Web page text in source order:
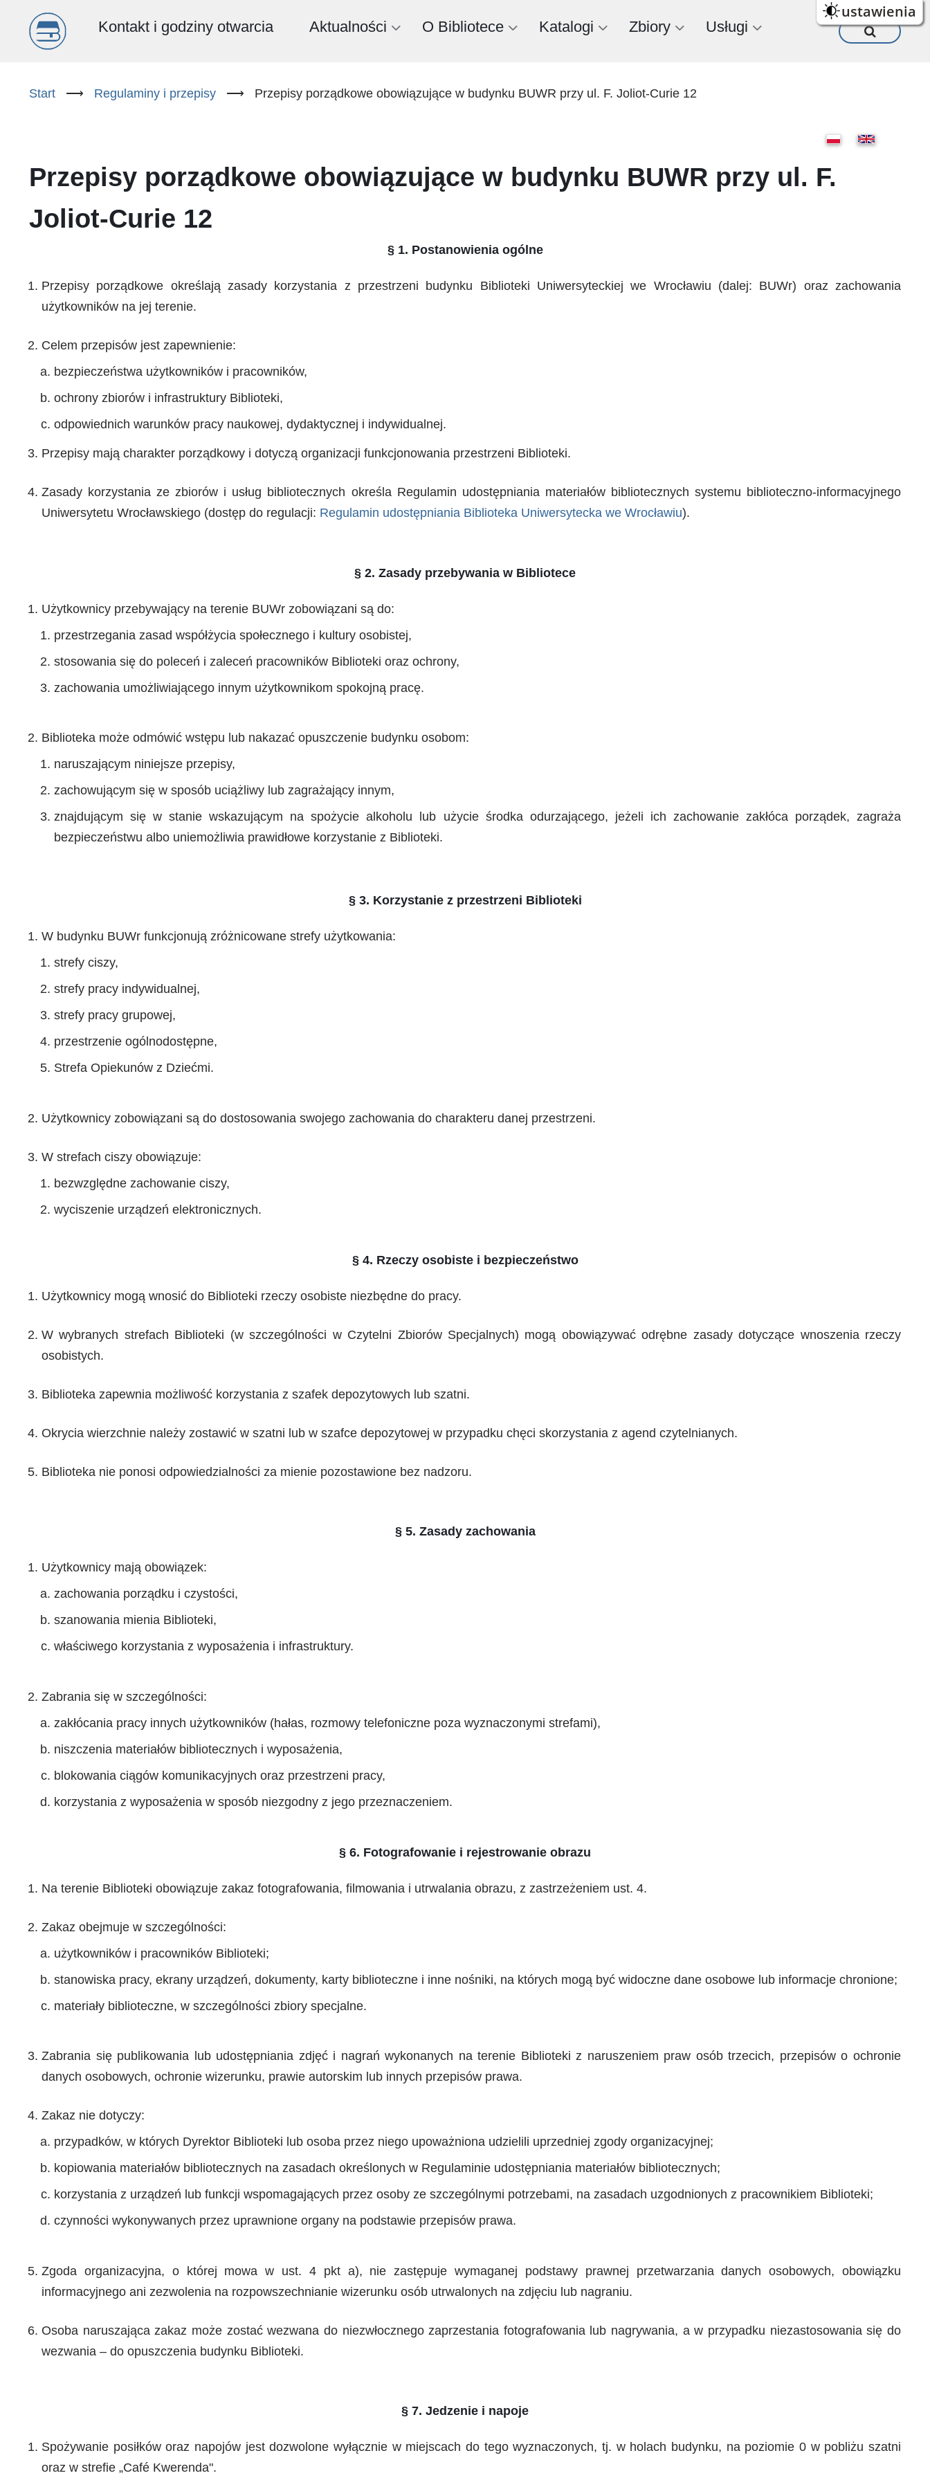
ustawienia
Menu
(PL)
Kontakt i godziny otwarcia Aktualności O Bibliotece Katalogi Zbiory Usługi
Start ⟶ Regulaminy i przepisy ⟶ Przepisy porządkowe obowiązujące w budynku BUWR przy ul. F. Joliot-Curie 12
Przepisy porządkowe obowiązujące w budynku BUWR przy ul. F.
Joliot-Curie 12
§ 1. Postanowienia ogólne
Przepisy porządkowe określają zasady korzystania z przestrzeni budynku Biblioteki Uniwersyteckiej we Wrocławiu (dalej: BUWr) oraz zachowania
użytkowników na jej terenie.
Celem przepisów jest zapewnienie:
bezpieczeństwa użytkowników i pracowników,
ochrony zbiorów i infrastruktury Biblioteki,
odpowiednich warunków pracy naukowej, dydaktycznej i indywidualnej.
Przepisy mają charakter porządkowy i dotyczą organizacji funkcjonowania przestrzeni Biblioteki.
Zasady korzystania ze zbiorów i usług bibliotecznych określa Regulamin udostępniania materiałów bibliotecznych systemu biblioteczno-informacyjnego
Uniwersytetu Wrocławskiego (dostęp do regulacji: Regulamin udostępniania Biblioteka Uniwersytecka we Wrocławiu).
§ 2. Zasady przebywania w Bibliotece
Użytkownicy przebywający na terenie BUWr zobowiązani są do:
przestrzegania zasad współżycia społecznego i kultury osobistej,
stosowania się do poleceń i zaleceń pracowników Biblioteki oraz ochrony,
zachowania umożliwiającego innym użytkownikom spokojną pracę.
Biblioteka może odmówić wstępu lub nakazać opuszczenie budynku osobom:
naruszającym niniejsze przepisy,
zachowującym się w sposób uciążliwy lub zagrażający innym,
znajdującym się w stanie wskazującym na spożycie alkoholu lub użycie środka odurzającego, jeżeli ich zachowanie zakłóca porządek, zagraża
bezpieczeństwu albo uniemożliwia prawidłowe korzystanie z Biblioteki.
§ 3. Korzystanie z przestrzeni Biblioteki
W budynku BUWr funkcjonują zróżnicowane strefy użytkowania:
strefy ciszy,
strefy pracy indywidualnej,
strefy pracy grupowej,
przestrzenie ogólnodostępne,
Strefa Opiekunów z Dziećmi.
Użytkownicy zobowiązani są do dostosowania swojego zachowania do charakteru danej przestrzeni.
W strefach ciszy obowiązuje:
bezwzględne zachowanie ciszy,
wyciszenie urządzeń elektronicznych.
§ 4. Rzeczy osobiste i bezpieczeństwo
Użytkownicy mogą wnosić do Biblioteki rzeczy osobiste niezbędne do pracy.
W wybranych strefach Biblioteki (w szczególności w Czytelni Zbiorów Specjalnych) mogą obowiązywać odrębne zasady dotyczące wnoszenia rzeczy
osobistych.
Biblioteka zapewnia możliwość korzystania z szafek depozytowych lub szatni.
Okrycia wierzchnie należy zostawić w szatni lub w szafce depozytowej w przypadku chęci skorzystania z agend czytelnianych.
Biblioteka nie ponosi odpowiedzialności za mienie pozostawione bez nadzoru.
§ 5. Zasady zachowania
Użytkownicy mają obowiązek:
zachowania porządku i czystości,
szanowania mienia Biblioteki,
właściwego korzystania z wyposażenia i infrastruktury.
Zabrania się w szczególności:
zakłócania pracy innych użytkowników (hałas, rozmowy telefoniczne poza wyznaczonymi strefami),
niszczenia materiałów bibliotecznych i wyposażenia,
blokowania ciągów komunikacyjnych oraz przestrzeni pracy,
korzystania z wyposażenia w sposób niezgodny z jego przeznaczeniem.
§ 6. Fotografowanie i rejestrowanie obrazu
Na terenie Biblioteki obowiązuje zakaz fotografowania, filmowania i utrwalania obrazu, z zastrzeżeniem ust. 4.
Zakaz obejmuje w szczególności:
użytkowników i pracowników Biblioteki;
stanowiska pracy, ekrany urządzeń, dokumenty, karty biblioteczne i inne nośniki, na których mogą być widoczne dane osobowe lub informacje chronione;
materiały biblioteczne, w szczególności zbiory specjalne.
Zabrania się publikowania lub udostępniania zdjęć i nagrań wykonanych na terenie Biblioteki z naruszeniem praw osób trzecich, przepisów o ochronie
danych osobowych, ochronie wizerunku, prawie autorskim lub innych przepisów prawa.
Zakaz nie dotyczy:
przypadków, w których Dyrektor Biblioteki lub osoba przez niego upoważniona udzielili uprzedniej zgody organizacyjnej;
kopiowania materiałów bibliotecznych na zasadach określonych w Regulaminie udostępniania materiałów bibliotecznych;
korzystania z urządzeń lub funkcji wspomagających przez osoby ze szczególnymi potrzebami, na zasadach uzgodnionych z pracownikiem Biblioteki;
czynności wykonywanych przez uprawnione organy na podstawie przepisów prawa.
Zgoda organizacyjna, o której mowa w ust. 4 pkt a), nie zastępuje wymaganej podstawy prawnej przetwarzania danych osobowych, obowiązku
informacyjnego ani zezwolenia na rozpowszechnianie wizerunku osób utrwalonych na zdjęciu lub nagraniu.
Osoba naruszająca zakaz może zostać wezwana do niezwłocznego zaprzestania fotografowania lub nagrywania, a w przypadku niezastosowania się do
wezwania – do opuszczenia budynku Biblioteki.
§ 7. Jedzenie i napoje
Spożywanie posiłków oraz napojów jest dozwolone wyłącznie w miejscach do tego wyznaczonych, tj. w holach budynku, na poziomie 0 w pobliżu szatni
oraz w strefie „Café Kwerenda".